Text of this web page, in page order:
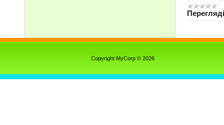
Copyright MyCorp © 2026